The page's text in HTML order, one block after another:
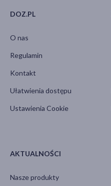
DOZ.PL
O nas
Regulamin
Kontakt
Ułatwienia dostępu
Ustawienia Cookie
AKTUALNOŚCI
Nasze produkty